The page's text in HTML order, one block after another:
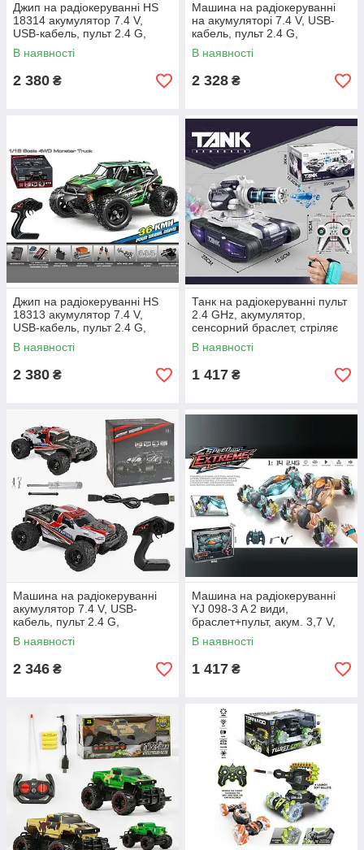
Джип на радіокеруванні HS
18314 акумулятор 7.4 V,
USB-кабель, пульт 2.4 G,
підсвічування, протиударний
корпус
В наявності
2 380 ₴
Машина на радіокеруванні
на акумуляторі 7.4 V, USB-
кабель, пульт 2.4 G,
протиударний корпус, гумові
шини, швидкість до 36 км/г
В наявності
2 328 ₴
Джип на радіокеруванні HS
18313 акумулятор 7.4 V,
USB-кабель, пульт 2.4 G,
підсвічування, протиударний
корпус
В наявності
2 380 ₴
Танк на радіокеруванні пульт
2.4 GHz, акумулятор,
сенсорний браслет, стріляє
орбізами, генерує пару,
звуки, підпідсвічування, орбі
В наявності
1 417 ₴
Машина на радіокеруванні
акумулятор 7.4 V, USB-
кабель, пульт 2.4 G,
протиударний корпус, гумові
шини, до 36 км/г
В наявності
2 346 ₴
Машина на радіокеруванні
YJ 098-3 A 2 види,
браслет+пульт, акум. 3,7 V,
4х4, звук, підсвічування,
пульт 2,4 GHz
В наявності
1 417 ₴